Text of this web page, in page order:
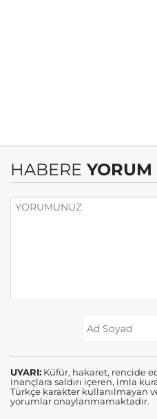
HABERE YORUM
UYARI: Küfür, hakaret, rencide
inançlara saldırı içeren, imla
Türkçe karakter kullanılmayan
yorumlar onaylanmamaktadır.